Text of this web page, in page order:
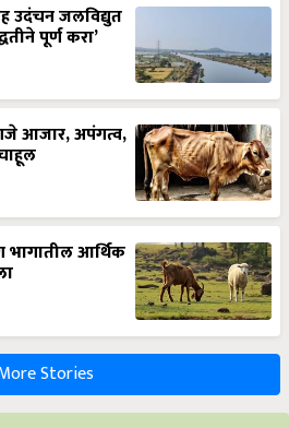
उदंचन जलविद्युत
पूर्ण करा’
आजार, अपंगत्व,
भागातील आर्थिक
Stories